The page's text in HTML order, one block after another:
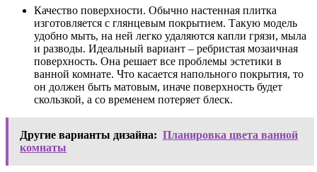
Качество поверхности. Обычно настенная плитка
изготовляется с глянцевым покрытием. Такую модель
удобно мыть, на ней легко удаляются капли грязи, мыла
и разводы. Идеальный вариант – ребристая мозаичная
поверхность. Она решает все проблемы эстетики в
ванной комнате. Что касается напольного покрытия, то
он должен быть матовым, иначе поверхность будет
скользкой, а со временем потеряет блеск.
Другие варианты дизайна: Планировка цвета ванной
комнаты